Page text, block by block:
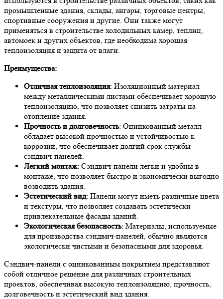
промышленные здания, склады, ангары, торговые центры,
спортивные сооружения и другие. Они также могут
применяться в строительстве холодильных камер, теплиц,
автомоек и других объектов, где необходима хорошая
теплоизоляция и защита от влаги.
Преимущества:
Отличная теплоизоляция: Изоляционный материал
между металлическими листами обеспечивает хорошую
теплоизоляцию, что позволяет снизить затраты на
отопление здания.
Прочность и долговечность: Оцинкованный металл
обладает высокой прочностью и устойчивостью к
коррозии, что обеспечивает долгий срок службы
сэндвич-панелей.
Легкий монтаж: Сэндвич-панели легки и удобны в
монтаже, что позволяет быстро и экономически выгодно
возводить здания.
Эстетический вид: Панели могут иметь различные цвета
и текстуры, что позволяет создавать эстетически
привлекательные фасады зданий.
Экологическая безопасность: Материалы, используемые
для производства сэндвич-панелей, обычно являются
экологически чистыми и безопасными для здоровья.
Сэндвич-панели с оцинкованным покрытием представляют
собой отличное решение для различных строительных
проектов, обеспечивая высокую теплоизоляцию, прочность,
долговечность и эстетический вид здания.